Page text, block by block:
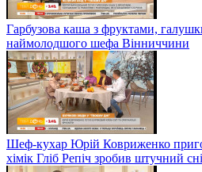
Гарбузова каша з фруктами,
наймолодшого шефа Вінниччини
Шеф-кухар Юрій Ковриженко
хімік Гліб Репіч зробив штучний